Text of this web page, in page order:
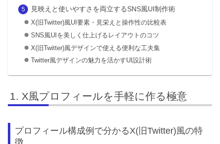
見映えと使いやすさを両立するSNS風UI制作術
X(旧Twitter)風UI要素・見栄えと操作性の比較表
SNS風UIを美しく仕上げるレイアウトのコツ
X(旧Twitter)風デザインで使える便利な工夫集
Twitter風デザインの魅力を活かすUI設計術
X風プロフィールを手軽に作る極意
プロフィール構成例で分かるX(旧Twitter)風の特
徴